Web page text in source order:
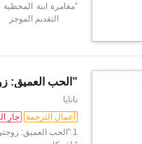
”مغامرة ابنة
التقديم الموجز
”الحب العميق:
تحبني كثيرا “
نانايا
أعمال الترجمة جارِ
1.”الحب العميق: